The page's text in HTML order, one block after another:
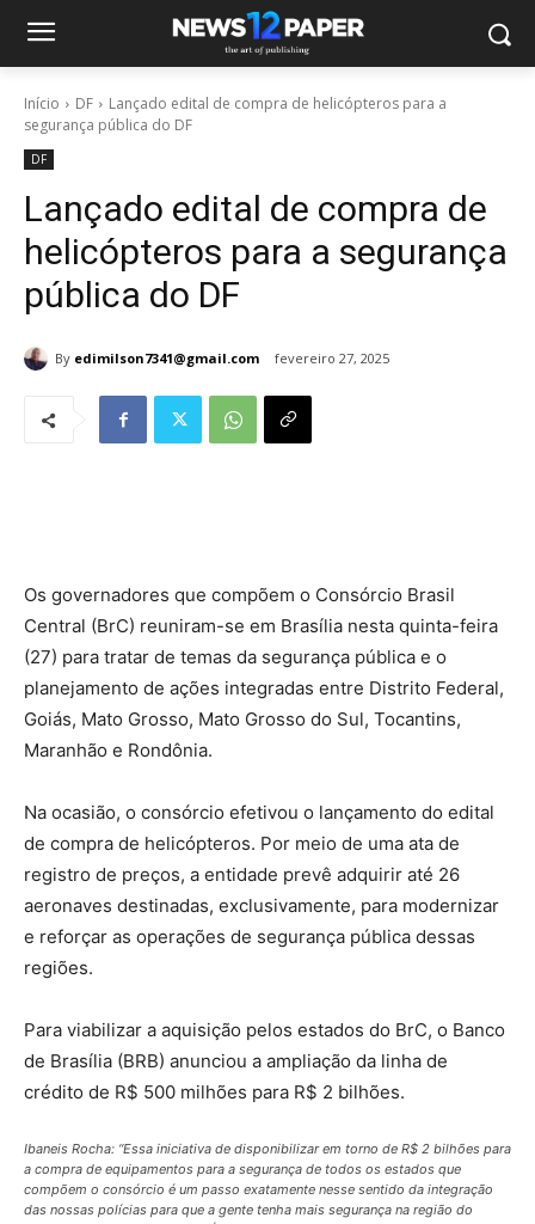
Início DF
Lançado edital de compra de helicópteros para a
segurança pública do DF
DF
Lançado edital de compra de
helicópteros para a segurança
pública do DF
By edimilson7341@gmail.com fevereiro 27, 2025
Os governadores que compõem o Consórcio Brasil
Central (BrC) reuniram-se em Brasília nesta quinta-feira
(27) para tratar de temas da segurança pública e o
planejamento de ações integradas entre Distrito Federal,
Goiás, Mato Grosso, Mato Grosso do Sul, Tocantins,
Maranhão e Rondônia.
Na ocasião, o consórcio efetivou o lançamento do edital
de compra de helicópteros. Por meio de uma ata de
registro de preços, a entidade prevê adquirir até 26
aeronaves destinadas, exclusivamente, para modernizar
e reforçar as operações de segurança pública dessas
regiões.
Para viabilizar a aquisição pelos estados do BrC, o Banco
de Brasília (BRB) anunciou a ampliação da linha de
crédito de R$ 500 milhões para R$ 2 bilhões.
Ibaneis Rocha: “Essa iniciativa de disponibilizar em torno de R$ 2 bilhões para
a compra de equipamentos para a segurança de todos os estados que
compõem o consórcio é um passo exatamente nesse sentido da integração
das nossas polícias para que a gente tenha mais segurança na região do